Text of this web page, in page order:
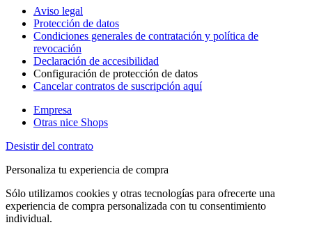
Aviso legal
Protección de datos
Condiciones generales de contratación y política de
revocación
Declaración de accesibilidad
Configuración de protección de datos
Cancelar contratos de suscripción aquí
Empresa
Otras nice Shops
Desistir del contrato
Personaliza tu experiencia de compra
Sólo utilizamos cookies y otras tecnologías para ofrecerte una
experiencia de compra personalizada con tu consentimiento
individual.